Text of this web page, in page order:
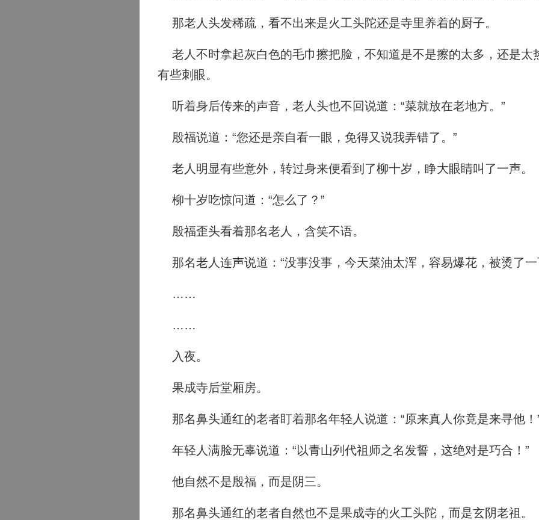
那老人头发稀疏，看不出来是火工头陀还是寺里养着的厨子。
老人不时拿起灰白色的毛巾擦把脸，不知道是不是擦的太多，还是太
有些刺眼。
听着身后传来的声音，老人头也不回说道：“菜就放在老地方。”
殷福说道：“您还是亲自看一眼，免得又说我弄错了。”
老人明显有些意外，转过身来便看到了柳十岁，睁大眼睛叫了一声。
柳十岁吃惊问道：“怎么了？”
殷福歪头看着那名老人，含笑不语。
那名老人连声说道：“没事没事，今天菜油太浑，容易爆花，被烫了一
……
……
入夜。
果成寺后堂厢房。
那名鼻头通红的老者盯着那名年轻人说道：“原来真人你竟是来寻他！
年轻人满脸无辜说道：“以青山列代祖师之名发誓，这绝对是巧合！”
他自然不是殷福，而是阴三。
那名鼻头通红的老者自然也不是果成寺的火工头陀，而是玄阴老祖。